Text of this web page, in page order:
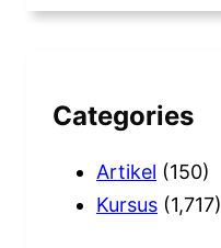
a
Categories
Artikel (150)
Kursus (1,717)